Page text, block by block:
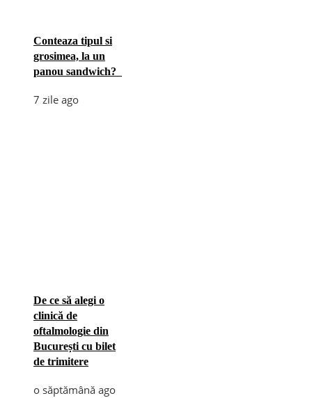
Conteaza tipul si
grosimea, la un
panou sandwich?
7 zile ago
De ce să alegi o
clinică de
oftalmologie din
București cu bilet
de trimitere
o săptămână ago